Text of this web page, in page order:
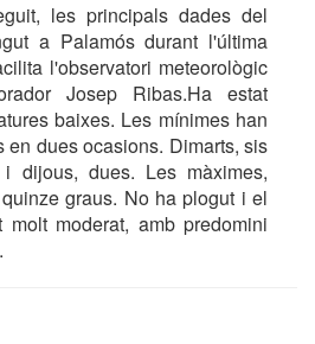
les principals dades del
a Palamós durant l'última
l'observatori meteorològic
Josep Ribas.Ha estat
baixes. Les mínimes han
en dues ocasions. Dimarts, sis
dijous, dues. Les màximes,
graus. No ha plogut i el
moderat, amb predomini